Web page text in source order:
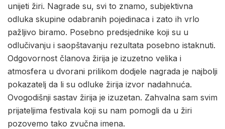
unijeti žiri. Nagrade su, svi to znamo, subjektivna
odluka skupine odabranih pojedinaca i zato ih vrlo
pažljivo biramo. Posebno predsjednike koji su u
odlučivanju i saopštavanju rezultata posebno istaknuti.
Odgovornost članova žirija je izuzetno velika i
atmosfera u dvorani prilikom dodjele nagrada je najbolji
pokazatelj da li su odluke žirija izvor nadahnuća.
Ovogodišnji sastav žirija je izuzetan. Zahvalna sam svim
prijateljima festivala koji su nam pomogli da u žiri
pozovemo tako zvučna imena.